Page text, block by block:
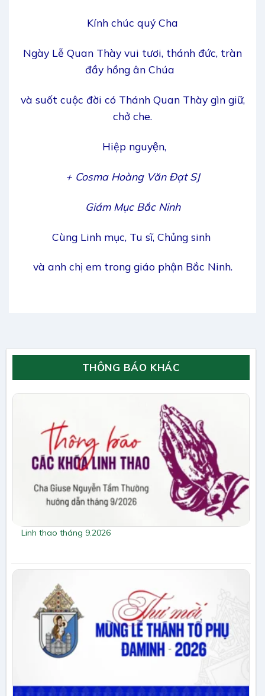
Kính chúc quý Cha
Ngày Lễ Quan Thày vui tươi, thánh đức, tràn
đầy hồng ân Chúa
và suốt cuộc đời có Thánh Quan Thày gìn giữ,
chở che.
Hiệp nguyện,
+ Cosma Hoàng Văn Đạt SJ
Giám Mục Bắc Ninh
Cùng Linh mục, Tu sĩ, Chủng sinh
và anh chị em trong giáo phận Bắc Ninh.
THÔNG BÁO KHÁC
Linh thao tháng 9.2026